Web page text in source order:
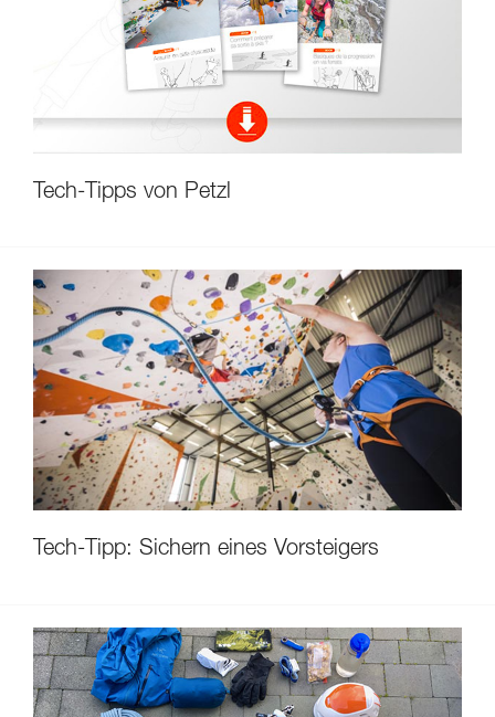
Tech-Tipps von Petzl
Tech-Tipp: Sichern eines Vorsteigers